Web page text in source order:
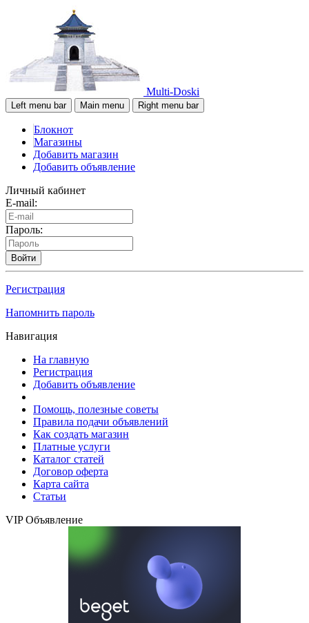
Multi-Doski
Left menu bar Main menu Right menu bar
Блокнот
Магазины
Добавить магазин
Добавить объявление
Личный кабинет
E-mail:
Пароль:
Войти
Регистрация
Напомнить пароль
Навигация
На главную
Регистрация
Добавить объявление
Помощь, полезные советы
Правила подачи объявлений
Как создать магазин
Платные услуги
Каталог статей
Договор оферта
Карта сайта
Статьи
VIP Объявление